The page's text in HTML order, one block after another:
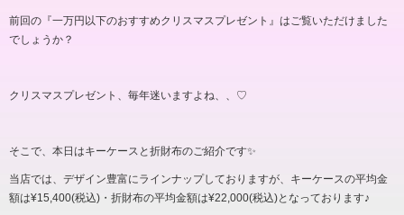
前回の『一万円以下のおすすめクリスマスプレゼント』はご覧いただけました
でしょうか？
クリスマスプレゼント、毎年迷いますよね、、 ♡
そこで、本日はキーケースと折財布のご紹介です✨
当店では、デザイン豊富にラインナップしておりますが、キーケースの平均金
額は¥15,400(税込)・折財布の平均金額は¥22,000(税込)となっております♪